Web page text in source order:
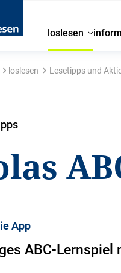
loslesen
loslesen Lesetipps und
App
ABC-Lernspiel